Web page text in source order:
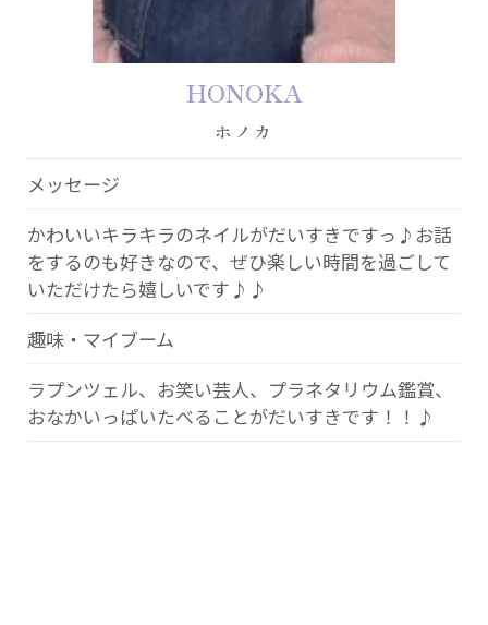
HONOKA
ホノカ
メッセージ
かわいいキラキラのネイルがだいすきですっ♪お話
をするのも好きなので、ぜひ楽しい時間を過ごして
いただけたら嬉しいです♪♪
趣味・マイブーム
ラプンツェル、お笑い芸人、プラネタリウム鑑賞、
おなかいっぱいたべることがだいすきです！！♪